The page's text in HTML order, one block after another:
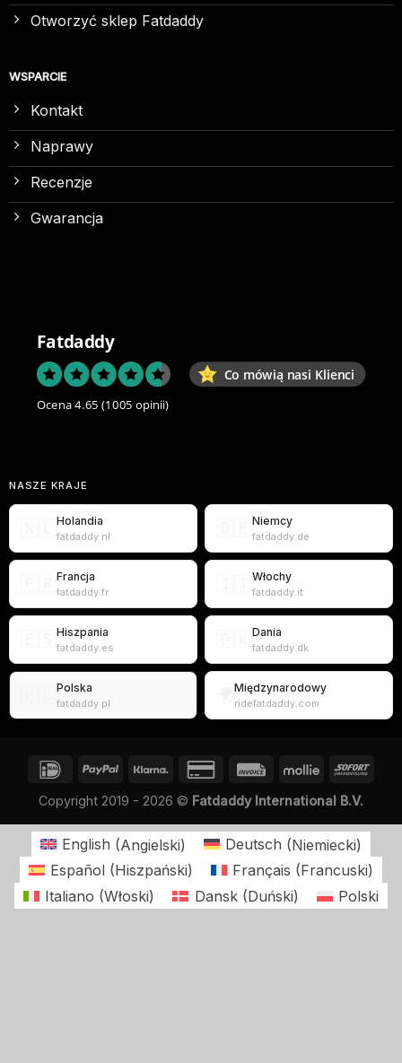
Otworzyć sklep Fatdaddy
WSPARCIE
Kontakt
Naprawy
Recenzje
Gwarancja
Fatdaddy
Co mówią nasi Klienci
Ocena 4.65 (1005 opinii)
NASZE KRAJE
Holandia
fatdaddy.nl
Niemcy
fatdaddy.de
Francja
fatdaddy.fr
Włochy
fatdaddy.it
Hiszpania
fatdaddy.es
Dania
fatdaddy.dk
Polska
fatdaddy.pl
Międzynarodowy
ridefatdaddy.com
Copyright 2019 - 2026 © Fatdaddy International B.V.
English (Angielski) Deutsch (Niemiecki)
Español (Hiszpański) Français (Francuski)
Italiano (Włoski) Dansk(Duński) Polski